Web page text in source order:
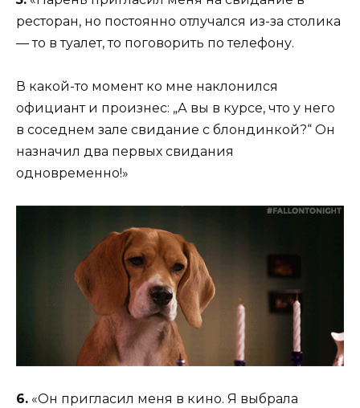
ресторан, но постоянно отлучался из-за столика
— то в туалет, то поговорить по телефону.
В какой-то момент ко мне наклонился
официант и произнес: „А вы в курсе, что у него
в соседнем зале свидание с блондинкой?“ Он
назначил два первых свидания
одновременно!»
6. «Он пригласил меня в кино. Я выбрала